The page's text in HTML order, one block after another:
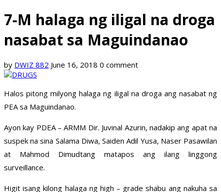
7-M halaga ng iligal na droga
nasabat sa Maguindanao
by DWIZ 882 June 16, 2018 0 comment
Halos pitong milyong halaga ng iligal na droga ang nasabat ng
PEA sa Maguindanao.
Ayon kay PDEA – ARMM Dir. Juvinal Azurin, nadakip ang apat na
suspek na sina Salama Diwa, Saiden Adil Yusa, Naser Pasawilan
at Mahmod Dimudtang matapos ang ilang linggong
surveillance.
Higit isang kilong halaga ng high – grade shabu ang nakuha sa